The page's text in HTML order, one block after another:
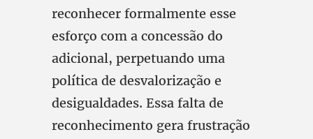
reconhecer formalmente esse
esforço com a concessão do
adicional, perpetuando uma
política de desvalorização e
desigualdades. Essa falta de
reconhecimento gera frustração